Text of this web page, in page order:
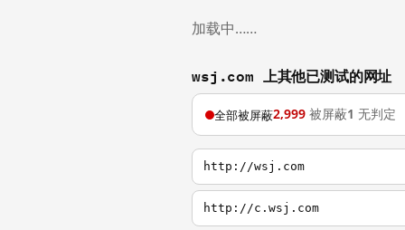
加载中……
wsj.com 上其他已测试的网址
全部被屏蔽2,999 被屏蔽1 无判定
http://wsj.com
http://c.wsj.com